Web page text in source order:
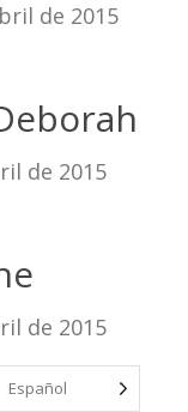
de 2015
de 2015
de 2015
Español